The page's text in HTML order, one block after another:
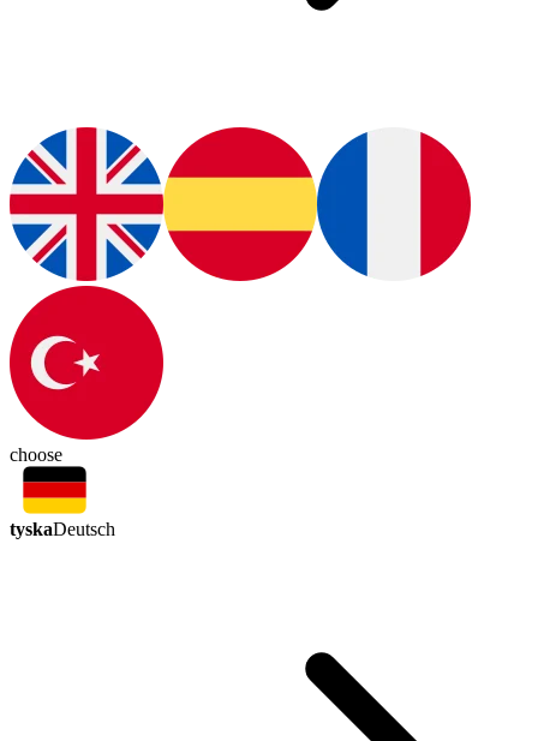
choose
tyskaDeutsch